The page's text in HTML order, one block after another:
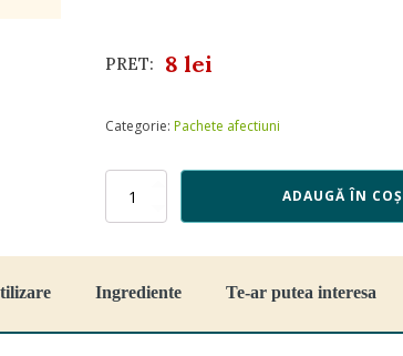
PRET: 8 lei
Categorie: Pachete afectiuni
Cantitate
din
de
BIO
ADAUGĂ ÎN COȘ
Ingrediente Te-ar putea interesa